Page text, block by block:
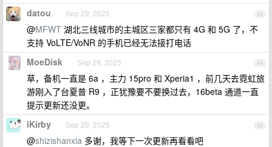
43
datou Sep 29, 2025
@MFWT 湖北三线城市的主城区三家都只有 4G 和 5G 了，不
支持 VoLTE/VoNR 的手机已经无法接打电话
44
MoeDisk Sep 29, 2025
草，备机一直是 6a ，主力 15pro 和 Xperia1 ，前几天去霓虹旅
游刚入了台夏普 R9 ，正犹豫要不要换过去，16beta 通道一直
提示更新还没更。
45
iKirby Sep 29, 2025
@shizishanxia 多谢，我等下一次更新再看看吧